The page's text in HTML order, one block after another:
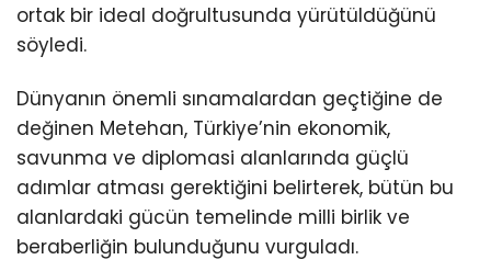
ortak bir ideal doğrultusunda yürütüldüğünü
söyledi.
Dünyanın önemli sınamalardan geçtiğine de
değinen Metehan, Türkiye’nin ekonomik,
savunma ve diplomasi alanlarında güçlü
adımlar atması gerektiğini belirterek, bütün bu
alanlardaki gücün temelinde milli birlik ve
beraberliğin bulunduğunu vurguladı.